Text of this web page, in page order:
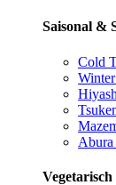
Saisonal &
Cold
Abura